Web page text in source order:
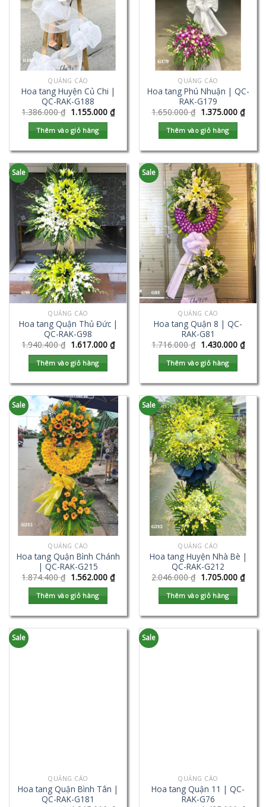
QUẢNG CÁO
Hoa tang Huyện Củ Chi |
QC-RAK-G188
1.386.000₫ 1.155.000 ₫
Thêm vào giỏ hàng
QUẢNG CÁO
Hoa tang Phú Nhuận | QC-
RAK-G179
1.650.000₫ 1.375.000 ₫
Thêm vào giỏ hàng
Sale
QUẢNG CÁO
Hoa tang Quận Thủ Đức |
QC-RAK-G98
1.940.400₫ 1.617.000 ₫
Thêm vào giỏ hàng
Sale
QUẢNG CÁO
Hoa tang Quận 8 | QC-
RAK-G81
1.716.000₫ 1.430.000 ₫
Thêm vào giỏ hàng
Sale
QUẢNG CÁO
Hoa tang Quận Bình Chánh
| QC-RAK-G215
1.874.400₫ 1.562.000 ₫
Thêm vào giỏ hàng
Sale
QUẢNG CÁO
Hoa tang Huyện Nhà Bè |
QC-RAK-G212
2.046.000₫ 1.705.000 ₫
Thêm vào giỏ hàng
Sale
QUẢNG CÁO
Hoa tang Quận Bình Tân |
QC-RAK-G181
Sale
QUẢNG CÁO
Hoa tang Quận 11 | QC-
RAK-G76